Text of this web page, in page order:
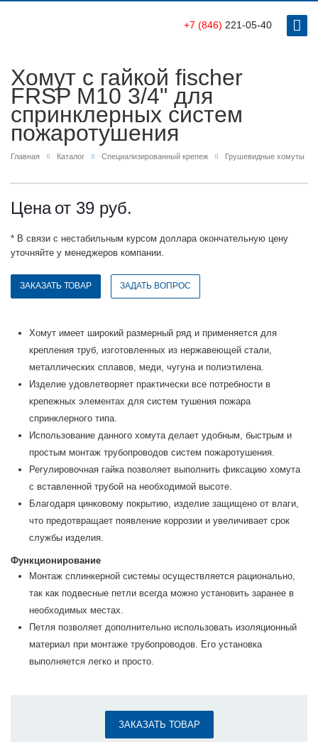
+7 (846) 221-05-40
Хомут с гайкой fischer
FRSP M10 3/4" для
спринклерных систем
пожаротушения
Главная Каталог Специализированный крепеж Грушевидные хомуты
Цена от 39 руб.
* В связи с нестабильным курсом доллара окончательную цену
уточняйте у менеджеров компании.
ЗАКАЗАТЬ ТОВАР ЗАДАТЬ ВОПРОС
Хомут имеет широкий размерный ряд и применяется для
крепления труб, изготовленных из нержавеющей стали,
металлических сплавов, меди, чугуна и полиэтилена.
Изделие удовлетворяет практически все потребности в
крепежных элементах для систем тушения пожара
спринклерного типа.
Использование данного хомута делает удобным, быстрым и
простым монтаж трубопроводов систем пожаротушения.
Регулировочная гайка позволяет выполнить фиксацию хомута
с вставленной трубой на необходимой высоте.
Благодаря цинковому покрытию, изделие защищено от влаги,
что предотвращает появление коррозии и увеличивает срок
службы изделия.
Функционирование
Монтаж сплинкерной системы осуществляется рационально,
так как подвесные петли всегда можно установить заранее в
необходимых местах.
Петля позволяет дополнительно использовать изоляционный
материал при монтаже трубопроводов. Его установка
выполняется легко и просто.
ЗАКАЗАТЬ ТОВАР